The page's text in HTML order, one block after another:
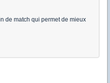
de match qui permet de mieux